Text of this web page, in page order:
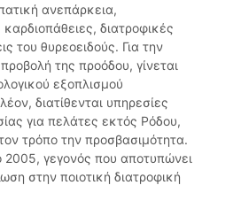
ανεπάρκεια,
διατροφικές
του θυρεοειδούς. Για την
της προόδου, γίνεται
εξοπλισμού
διατίθενται υπηρεσίες
για πελάτες εκτός Ρόδου,
τρόπο την προσβασιμότητα.
2005, γεγονός που αποτυπώνει
στην ποιοτική διατροφική